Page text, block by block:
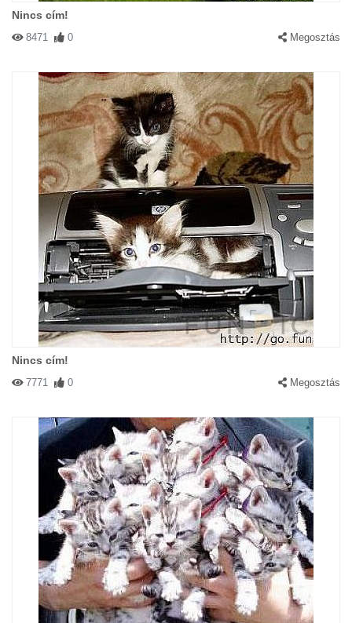
Nincs cím!
8471 0 Megosztás
Nincs cím!
7771 0 Megosztás